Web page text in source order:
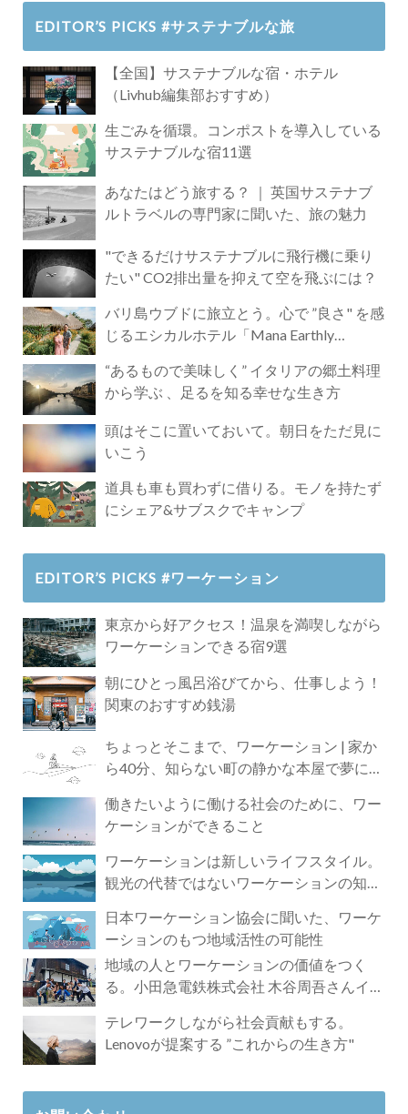
EDITOR’S PICKS #サステナブルな旅
【全国】サステナブルな宿・ホテル
（Livhub編集部おすすめ）
生ごみを循環。コンポストを導入している
サステナブルな宿11選
あなたはどう旅する？ ｜ 英国サステナブ
ルトラベルの専門家に聞いた、旅の魅力
"できるだけサステナブルに飛行機に乗り
たい" CO2排出量を抑えて空を飛ぶには？
バリ島ウブドに旅立とう。心で ”良さ" を感
じるエシカルホテル「Mana Earthly
“あるもので美味しく” イタリアの郷土料理
から学ぶ 、足るを知る幸せな生き方
頭はそこに置いておいて。朝日をただ見に
いこう
道具も車も買わずに借りる。モノを持たず
にシェア&サブスクでキャンプ
EDITOR’S PICKS #ワーケーション
東京から好アクセス！温泉を満喫しながら
ワーケーションできる宿9選
朝にひとっ風呂浴びてから、仕事しよう！
関東のおすすめ銭湯
ちょっとそこまで、ワーケーション | 家か
ら40分、知らない町の静かな本屋で夢に近
働きたいように働ける社会のために、ワー
ケーションができること
ワーケーションは新しいライフスタイル。
観光の代替ではないワーケーションの知ら
日本ワーケーション協会に聞いた、ワーケ
ーションのもつ地域活性の可能性
地域の人とワーケーションの価値をつく
る。小田急電鉄株式会社 木谷周吾さんイン
テレワークしながら社会貢献もする。
Lenovoが提案する ”これからの生き方"